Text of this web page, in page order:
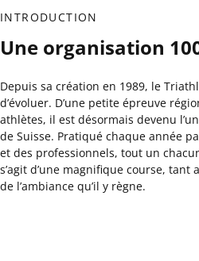
INTRODUCTION
Une organisation
Depuis sa création en 1989, le
d’évoluer. D’une petite épreuve
athlètes, il est désormais devenu
de Suisse. Pratiqué chaque année
et des professionnels, tout un
s’agit d’une magnifique course,
de l’ambiance qu’il y règne.